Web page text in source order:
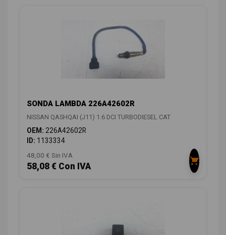
SONDA LAMBDA 226A42602R
NISSAN QASHQAI (J11) 1.6 DCI TURBODIESEL CAT
OEM: 226A42602R
ID: 1133334
48,00 € Sin IVA
58,08 € Con IVA